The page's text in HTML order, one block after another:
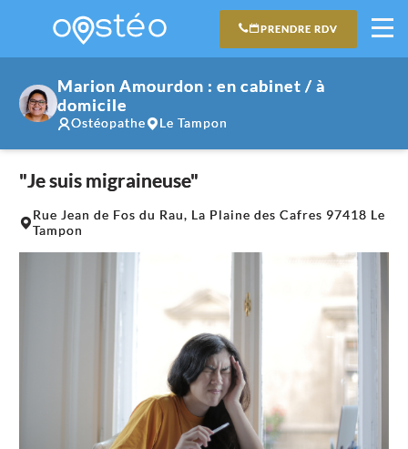
PRENDRE RDV
Marion Amourdon : en cabinet / à
domicile
Ostéopathe Le Tampon
"Je suis migraineuse"
+
−
Rue Jean de Fos du Rau, La Plaine des Cafres 97418 Le
Tampon